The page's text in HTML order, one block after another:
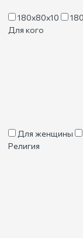
180х80х10
Для кого
Для женщины
Религия